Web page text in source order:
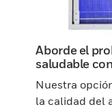
Aborde el
saludable
Nuestra
la calidad del